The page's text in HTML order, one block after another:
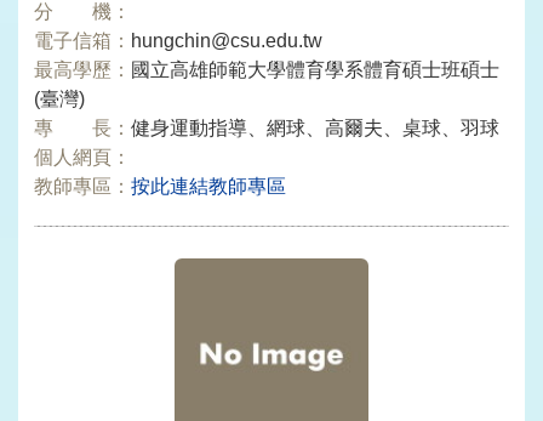
分 機：
電子信箱： hungchin@csu.edu.tw
最高學歷： 國立高雄師範大學體育學系體育碩士班碩士
(臺灣)
專 長： 健身運動指導、網球、高爾夫、桌球、羽球
個人網頁：
教師專區： 按此連結教師專區